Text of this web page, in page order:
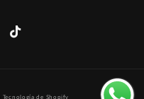
TikTok
Tecnología de Shopify